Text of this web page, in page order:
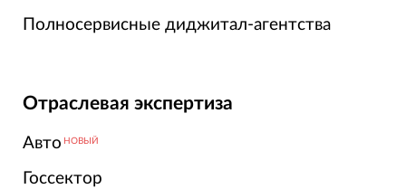
Полносервисные диджитал-агентства
Отраслевая экспертиза
Авто НОВЫЙ
Госсектор